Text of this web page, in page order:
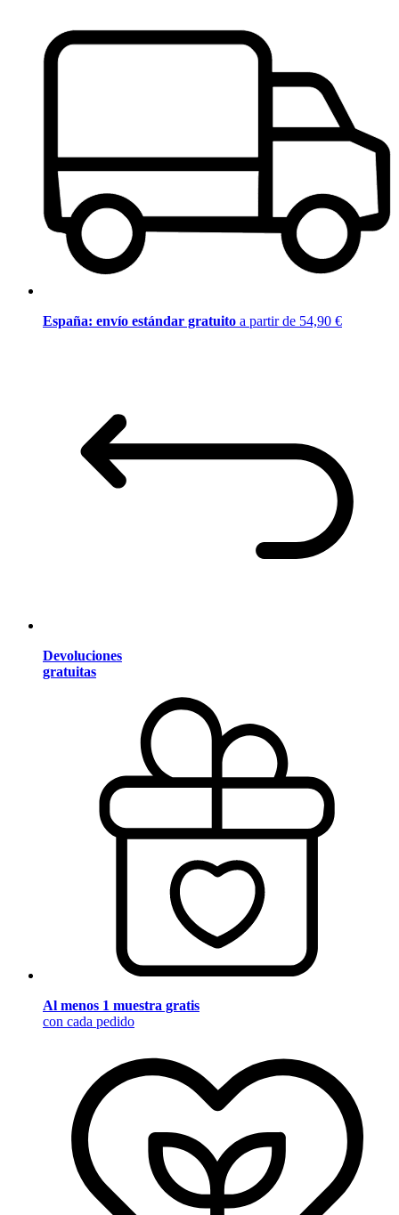
España: envío estándar gratuito a partir de 54,90 €
Devoluciones
gratuitas
Al menos 1 muestra gratis
con cada pedido